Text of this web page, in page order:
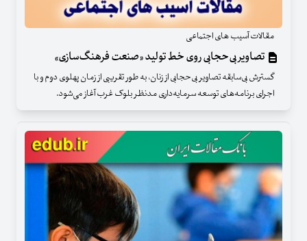
مقالات آسیب های اجتماعی
تصاویر بی‌حجابی روی خط تولید «صنعت فرهنگ‌سازی»
گسترش بی‌سابقه تصاویر بی‌حجابی از زنان، به طور تقریبی از زمان پهلوی دوم و با
اجرای برنامه‌های توسعه سرمایه‌داری مدنظر بلوک غرب آغاز می‌شود.